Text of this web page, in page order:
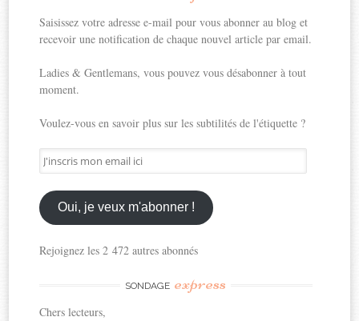
Saisissez votre adresse e-mail pour vous abonner au blog et
recevoir une notification de chaque nouvel article par email.
Ladies & Gentlemans, vous pouvez vous désabonner à tout
moment.
Voulez-vous en savoir plus sur les subtilités de l'étiquette ?
J'inscris
mon
email
ici
Oui, je veux m'abonner !
Rejoignez les 2 472 autres abonnés
SONDAGE express
Chers lecteurs,